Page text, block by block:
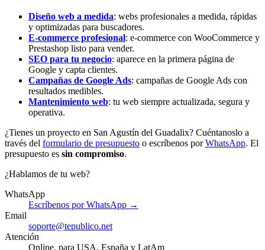
Diseño web a medida: webs profesionales a medida, rápidas
y optimizadas para buscadores.
E-commerce profesional: e-commerce con WooCommerce y
Prestashop listo para vender.
SEO para tu negocio: aparece en la primera página de
Google y capta clientes.
Campañas de Google Ads: campañas de Google Ads con
resultados medibles.
Mantenimiento web: tu web siempre actualizada, segura y
operativa.
¿Tienes un proyecto en San Agustín del Guadalix? Cuéntanoslo a
través del formulario de presupuesto o escríbenos porWhatsApp. El
presupuesto es sin compromiso.
¿Hablamos de tu web?
WhatsApp
Escríbenos por WhatsApp →
Email
soporte@tepublico.net
Atención
Online, para USA, España y LatAm